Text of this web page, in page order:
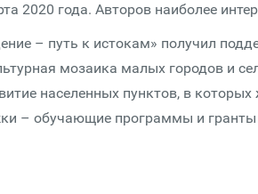
2020 года. Авторов наиболее
– путь к истокам» получил
мозаика малых городов и
населенных пунктов, в
– обучающие программы и гранты